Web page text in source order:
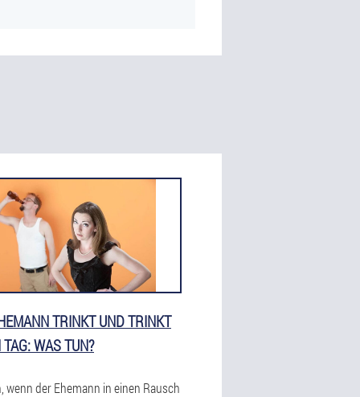
TRINKT UND TRINKT
WAS TUN?
wenn der Ehemann in einen Rausch